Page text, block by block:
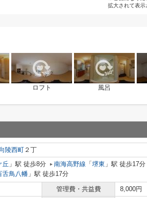
拡大されて表示
ロフト 風呂
陵西町 ２丁
丘 」駅 徒歩8分 南海高野線 「 堺東 」駅 徒歩17分
舌鳥八幡 」駅 徒歩17分
管理費・共益費
8,000円